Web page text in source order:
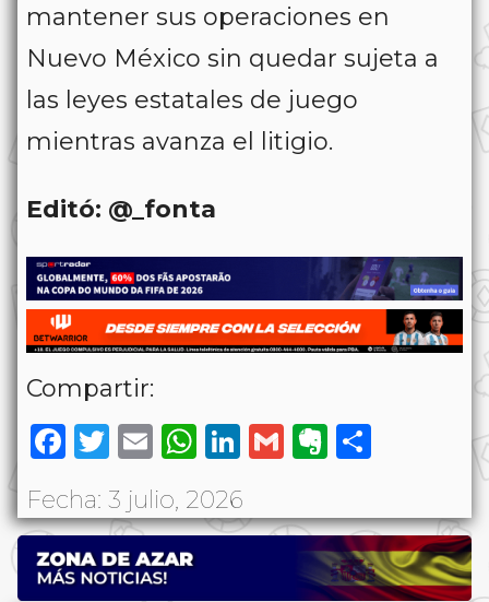
mantener sus operaciones en
Nuevo México sin quedar sujeta a
las leyes estatales de juego
mientras avanza el litigio.
Editó: @_fonta
Compartir:
Facebook
Twitter
EmailWhatsApp
LinkedIn
GmailEvernote
Fecha: 3 julio, 2026